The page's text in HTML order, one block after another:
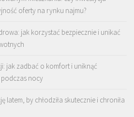
oferty na rynku najmu?
jak korzystać bezpiecznie i unikać
jak zadbać o komfort i uniknąć
nocy
latem, by chłodziła skutecznie i chroniła